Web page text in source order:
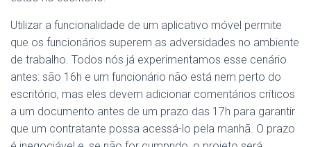
Utilizar a funcionalidade de um aplicativo móvel permite
que os funcionários superem as adversidades no ambiente
de trabalho. Todos nós já experimentamos esse cenário
antes: são 16h e um funcionário não está nem perto do
escritório, mas eles devem adicionar comentários críticos
a um documento antes de um prazo das 17h para garantir
que um contratante possa acessá-lo pela manhã. O prazo